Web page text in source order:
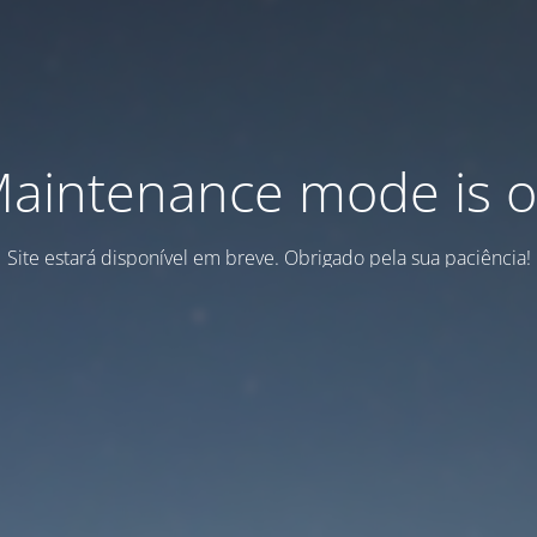
mode is
Site estará disponível em breve. Obrigado pela sua paciência!